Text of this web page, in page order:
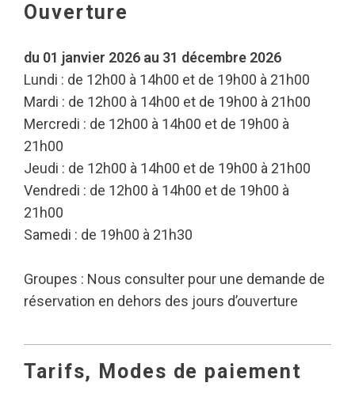
Ouverture
du 01 janvier 2026 au 31 décembre 2026
Lundi : de 12h00 à 14h00 et de 19h00 à 21h00
Mardi : de 12h00 à 14h00 et de 19h00 à 21h00
Mercredi : de 12h00 à 14h00 et de 19h00 à
21h00
Jeudi : de 12h00 à 14h00 et de 19h00 à 21h00
Vendredi : de 12h00 à 14h00 et de 19h00 à
21h00
Samedi : de 19h00 à 21h30
Groupes : Nous consulter pour une demande de
réservation en dehors des jours d’ouverture
Tarifs, Modes de paiement